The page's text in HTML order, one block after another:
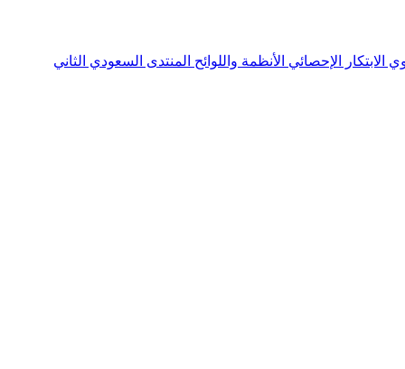
الابتكار الإحصائي الأنظمة واللوائح المنتدى السعودي الثاني